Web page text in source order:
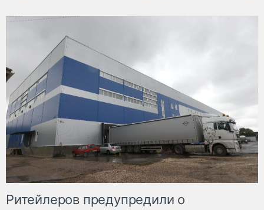
Ритейлеров предупредили о